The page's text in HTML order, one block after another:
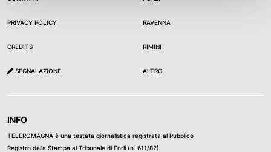
PRIVACY POLICY
CREDITS
SEGNALAZIONE
RAVENNA
RIMINI
ALTRO
INFO
TELEROMAGNA è una testata giornalistica registrata al Pubblico
Registro della Stampa al Tribunale di Forli (n. 611/82)